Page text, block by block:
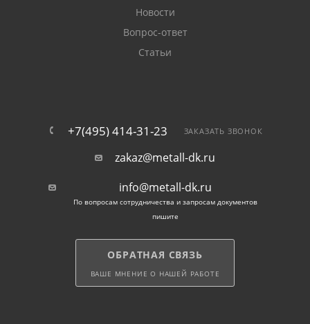
Новости
Вопрос-ответ
Статьи
+7(495) 414-31-23 ЗАКАЗАТЬ ЗВОНОК
zakaz@metall-dk.ru
info@metall-dk.ru
По вопросам сотрудничества и запросам документов
пишите
ОБРАТНАЯ СВЯЗЬ
ВАШЕ МНЕНИЕ О НАШЕЙ РАБОТЕ